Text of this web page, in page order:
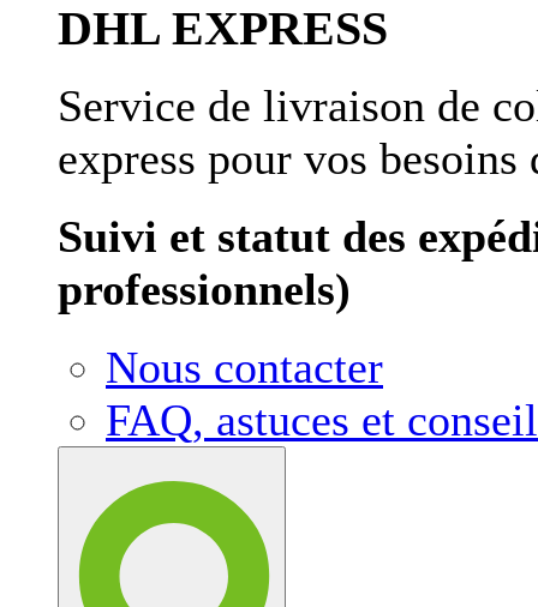
DHL EXPRESS
Service de livraison de
express pour vos
Suivi et statut des
professionnels)
Nous contacter
FAQ, astuces et